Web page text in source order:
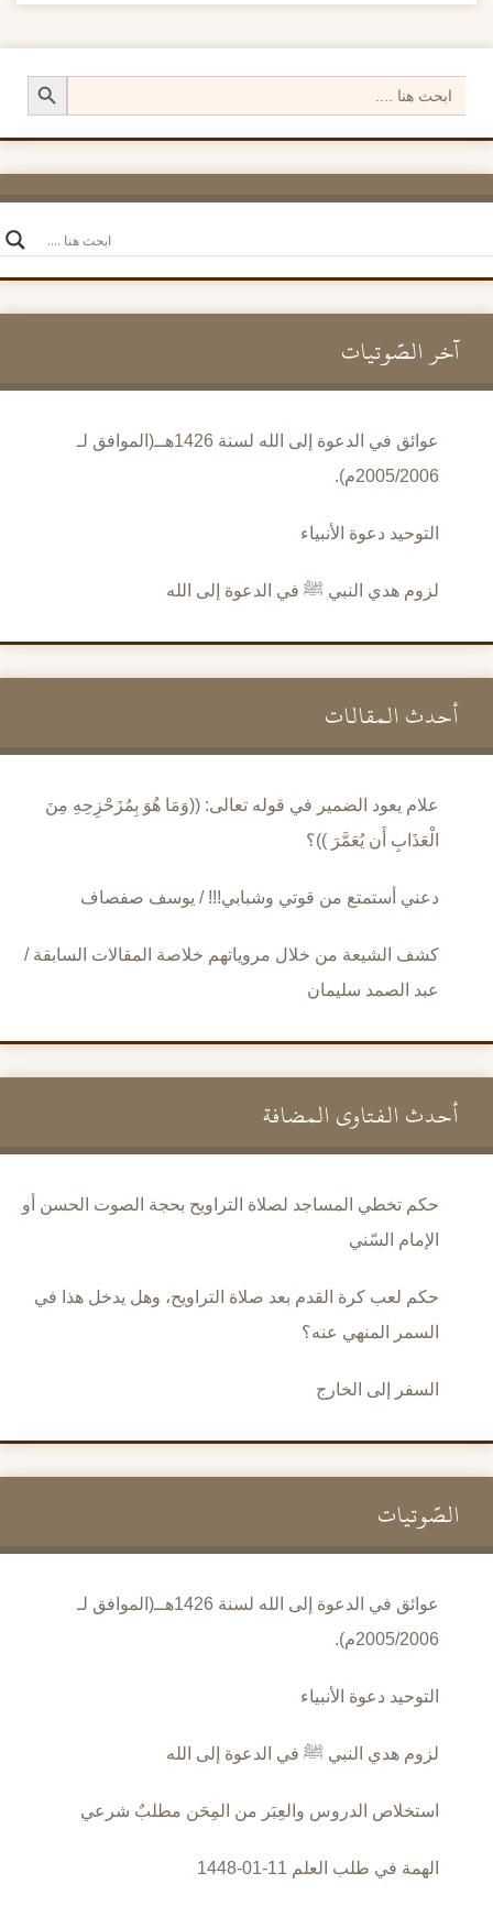
for:
Search Button
آخر الصَّوتيات
عوائق في الدعوة إلى الله لسنة 1426هــ(الموافق لـ
2005/2006م).
التوحيد دعوة الأنبياء
لزوم هدي النبي ﷺ في الدعوة إلى الله
أحدث المقالات
علام يعود الضمير في قوله تعالى: ((وَمَا هُوَ بِمُزَحْزِحِهِ مِنَ
الْعَذَابِ أَن يُعَمَّرَ ))؟
دعني أستمتع من قوتي وشبابي!!! / يوسف صفصاف
كشف الشيعة من خلال مروياتهم خلاصة المقالات السابقة /
عبد الصمد سليمان
أحدث الفتاوى المضافة
حكم تخطي المساجد لصلاة التراويح بحجة الصوت الحسن أو
الإمام السّني
حكم لعب كرة القدم بعد صلاة التراويح، وهل يدخل هذا في
السمر المنهي عنه؟
السفر إلى الخارج
الصَّوتيات
عوائق في الدعوة إلى الله لسنة 1426هــ(الموافق لـ
2005/2006م).
التوحيد دعوة الأنبياء
لزوم هدي النبي ﷺ في الدعوة إلى الله
استخلاص الدروس والعِبَر من المِحَن مطلبٌ شرعي
الهمة في طلب العلم 11-01-1448